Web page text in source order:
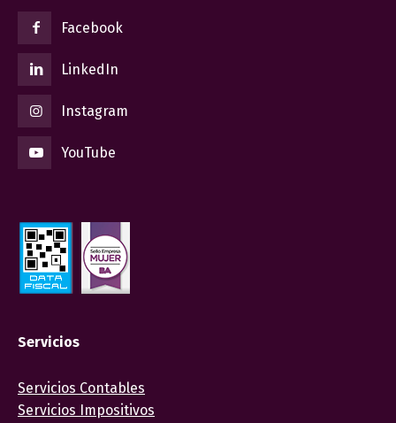
Facebook
LinkedIn
Instagram
YouTube
Servicios
Servicios Contables
Servicios Impositivos